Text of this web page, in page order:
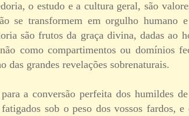
o estudo e a cultura geral, são
se transformem em orgulho humano
são frutos da graça divina, dadas ao
como compartimentos ou domínios
das grandes revelações sobrenaturais.
a conversão perfeita dos humildes
fatigados sob o peso dos vossos fardos,